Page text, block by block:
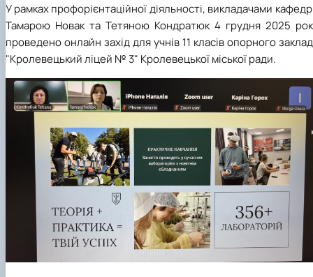
У рамках профорієнтаційної діяльності, викладачами
Тамарою Новак та Тетяною Кондратюк 4 грудня 2025
проведено онлайн захід для учнів 11 класів опорного
"Кролевецький ліцей № 3" Кролевецької міської ради.